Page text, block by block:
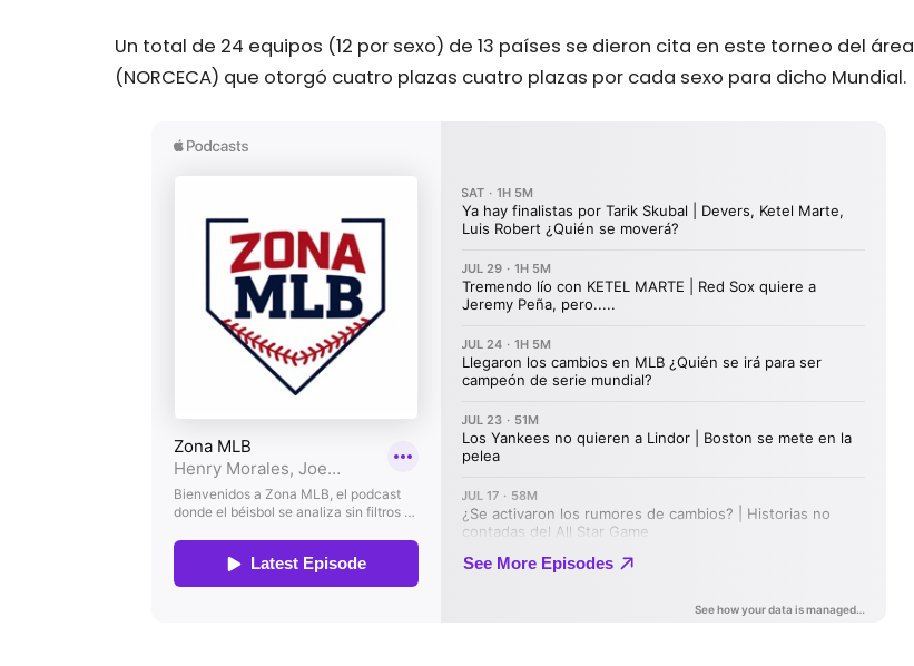
Un total de 24 equipos (12 por sexo) de 13 países se dieron cita en este torneo del área
(NORCECA) que otorgó cuatro plazas cuatro plazas por cada sexo para dicho Mundial.